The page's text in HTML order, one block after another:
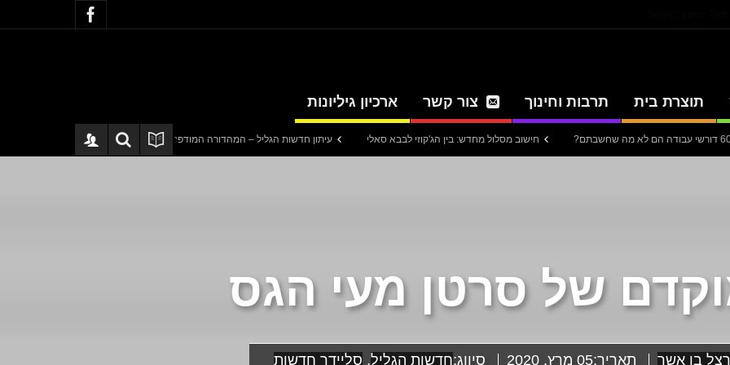
תוצרת בית תרבות וחינוך צור קשר ארכיון גיליונות
חישוב מסלול מחדש: בין הג'קוזי לבבא סאלי עיתון חדשות הגליל – המהדורה המודפסת | גליון 940 סערה בתיק להנגהל: עבודות
של סרטן מעי הגס
בן אשר תאריך:05 מרץ, 2020 סיווג:חדשות הגליל, סליידר חדשות